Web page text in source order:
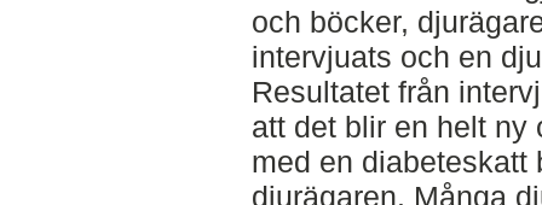
och böcker,
intervjuats och en
Resultatet från
att det blir en helt ny
med en diabeteskatt
djurägaren. Många